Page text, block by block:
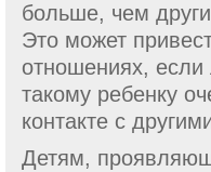
больше, чем
Это может
отношениях,
такому ребенку
контакте с
Детям,